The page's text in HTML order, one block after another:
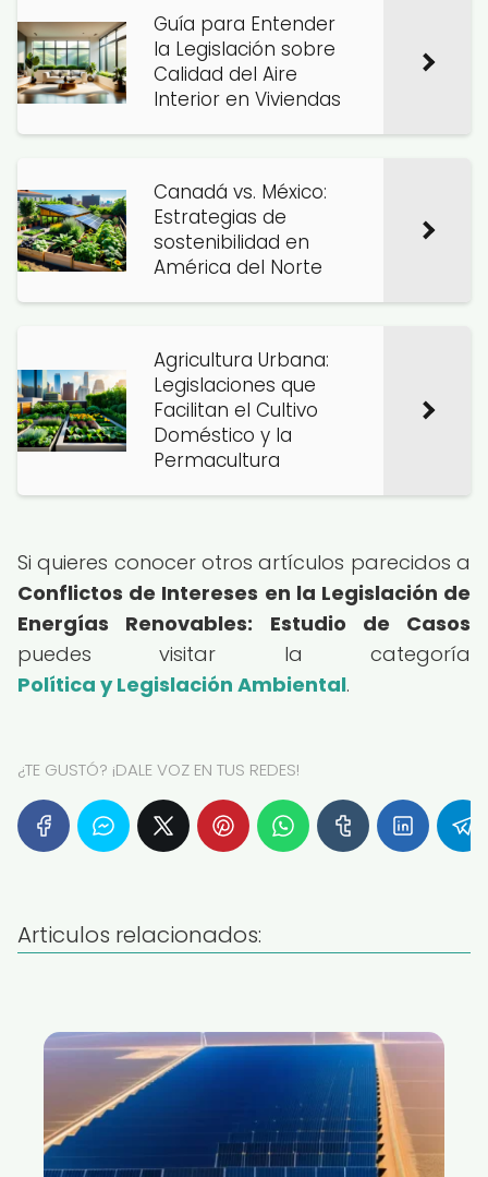
Guía para Entender
la Legislación sobre
Calidad del Aire
Interior en Viviendas
Canadá vs. México:
Estrategias de
sostenibilidad en
América del Norte
Agricultura Urbana:
Legislaciones que
Facilitan el Cultivo
Doméstico y la
Permacultura
Si quieres conocer otros artículos parecidos a
Conflictos de Intereses en la Legislación de
Energías Renovables: Estudio de Casos
puedes visitar la categoría
Política y Legislación Ambiental.
¿TE GUSTÓ? ¡DALE VOZ EN TUS REDES!
Articulos relacionados: